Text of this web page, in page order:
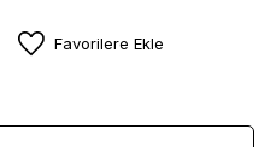
Favorilere Ekle